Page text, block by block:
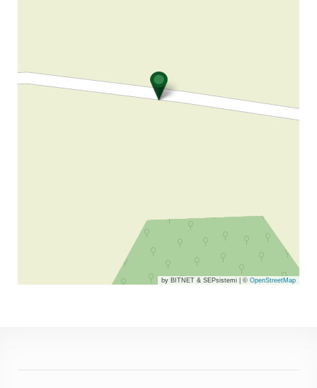
by BITNET & SEPsistemi © OpenStreetMap